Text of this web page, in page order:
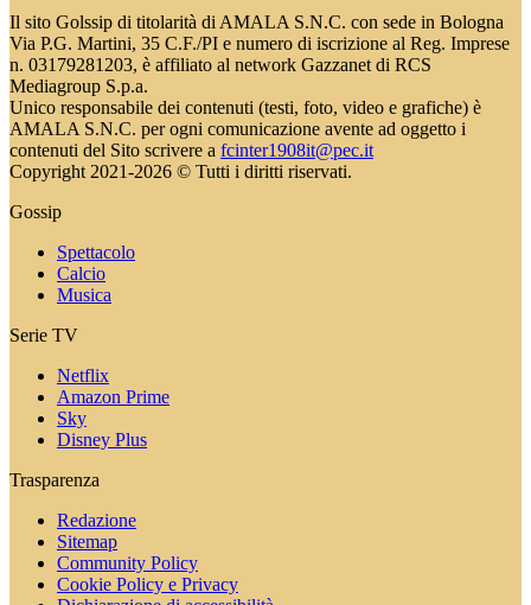
Il sito Golssip di titolarità di AMALA S.N.C. con sede in Bologna
Via P.G. Martini, 35 C.F./PI e numero di iscrizione al Reg. Imprese
n. 03179281203, è affiliato al network Gazzanet di RCS
Mediagroup S.p.a.
Unico responsabile dei contenuti (testi, foto, video e grafiche) è
AMALA S.N.C. per ogni comunicazione avente ad oggetto i
contenuti del Sito scrivere a fcinter1908it@pec.it
Copyright 2021-2026 © Tutti i diritti riservati.
Gossip
Spettacolo
Calcio
Musica
Serie TV
Netflix
Amazon Prime
Sky
Disney Plus
Trasparenza
Redazione
Sitemap
Community Policy
Cookie Policy e Privacy